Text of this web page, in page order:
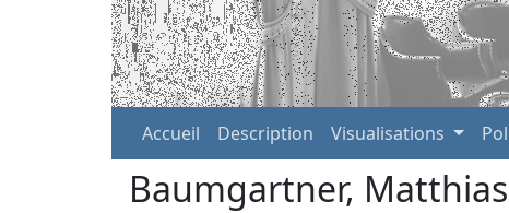
Accueil Description Visualisations
Baumgartner, Matthias